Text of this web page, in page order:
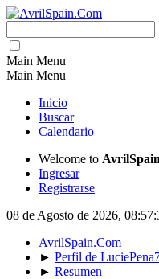
Main Menu
Main Menu
Inicio
Buscar
Calendario
Welcome to
Ingresar
Registrarse
08 de Agosto de 2026,
AvrilSpain.Com
► Perfil de
► Resumen